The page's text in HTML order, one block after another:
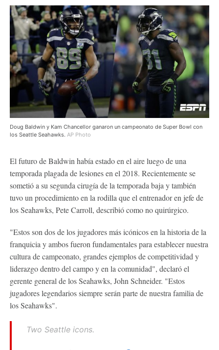
Doug Baldwin y Kam Chancellor ganaron un campeonato de Super Bowl con
los Seattle Seahawks. AP Photo
El futuro de Baldwin había estado en el aire luego de una
temporada plagada de lesiones en el 2018. Recientemente se
sometió a su segunda cirugía de la temporada baja y también
tuvo un procedimiento en la rodilla que el entrenador en jefe de
los Seahawks, Pete Carroll, describió como no quirúrgico.
"Estos son dos de los jugadores más icónicos en la historia de la
franquicia y ambos fueron fundamentales para establecer nuestra
cultura de campeonato, grandes ejemplos de competitividad y
liderazgo dentro del campo y en la comunidad", declaró el
gerente general de los Seahawks, John Schneider. "Estos
jugadores legendarios siempre serán parte de nuestra familia de
los Seahawks".
Two Seattle icons.